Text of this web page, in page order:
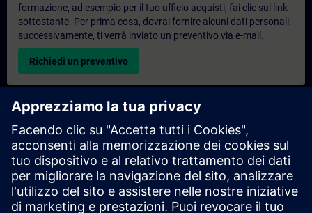
formazione, ad esempio per il tuo ufficio acquisti, fai clic sul link
sottostante. Per prima cosa, dovrai fornire alcuni dati personali;
successivamente, ti verrà inviato un preventivo via e-mail.
Richiedi un preventivo
Richiesta di informazioni su corsi di formazione
esclusivi
Compila il modulo di richiesta sottostante se hai bisogno di un
preventivo per un corso di formazione esclusivo in sede,
virtualmente o presso il nostro centro di formazione SITRAIN.
Questo tipo di richiesta è adatto a gruppi più numerosi (da 6